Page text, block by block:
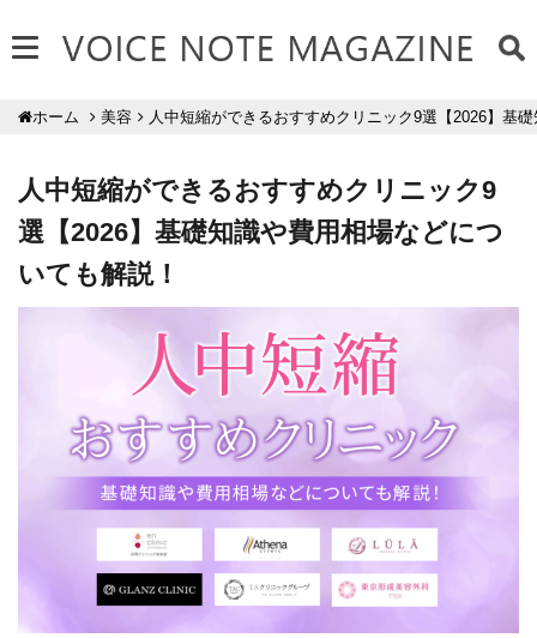
ホーム 美容 人中短縮ができるおすすめクリニック9選【2026】基
人中短縮ができるおすすめクリニック9
選【2026】基礎知識や費用相場などにつ
いても解説！